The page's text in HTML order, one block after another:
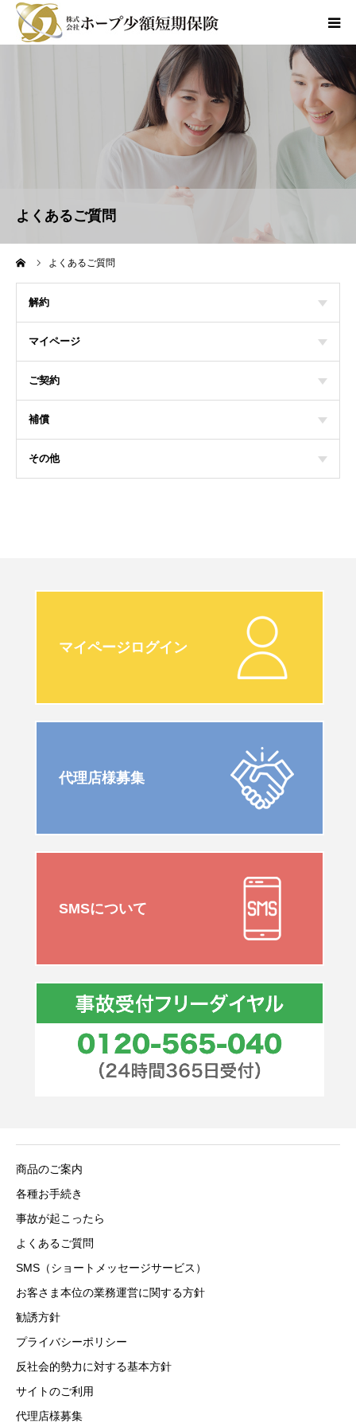
よくあるご質問
よくあるご質問
解約
マイページ
ご契約
補償
その他
マイページログイン
代理店様募集
SMSについて
商品のご案内
各種お手続き
事故が起こったら
よくあるご質問
SMS（ショートメッセージサービス）
お客さま本位の業務運営に関する方針
勧誘方針
プライバシーポリシー
反社会的勢力に対する基本方針
サイトのご利用
代理店様募集